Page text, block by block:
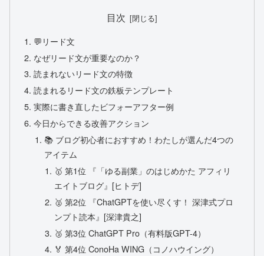
目次
💬リード文
なぜリード文が重要なのか？
読まれないリード文の特徴
読まれるリード文の鉄板テンプレート
実際に書き直したビフォーアフター例
今日からできる改善アクション
📚 ブログ初心者におすすめ！わたしが選んだ4つの
アイテム
🥇 第1位 『「ゆる副業」のはじめかた アフィリ
エイトブログ』[ヒトデ]
🥈 第2位 『ChatGPTを使い尽くす！ 深津式プロ
ンプト読本』[深津貴之]
🥉 第3位 ChatGPT Pro（有料版GPT-4）
🏅 第4位 ConoHa WING（コノハウイング）